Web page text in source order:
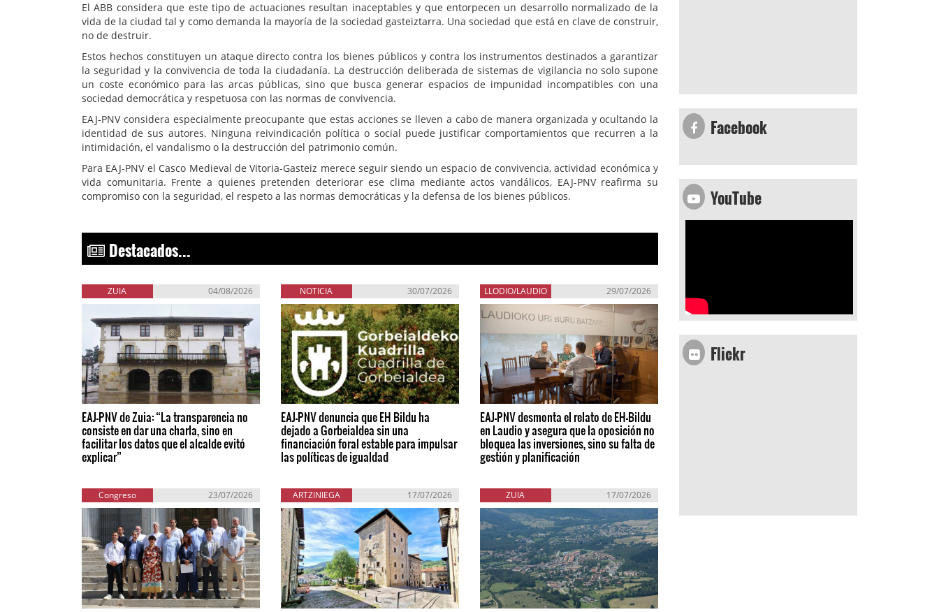
El ABB considera que este tipo de actuaciones resultan inaceptables y que entorpecen un desarrollo normalizado de la
vida de la ciudad tal y como demanda la mayoría de la sociedad gasteiztarra. Una sociedad que está en clave de construir,
no de destruir.
Estos hechos constituyen un ataque directo contra los bienes públicos y contra los instrumentos destinados a garantizar
la seguridad y la convivencia de toda la ciudadanía. La destrucción deliberada de sistemas de vigilancia no solo supone
un coste económico para las arcas públicas, sino que busca generar espacios de impunidad incompatibles con una
sociedad democrática y respetuosa con las normas de convivencia.
EAJ-PNV considera especialmente preocupante que estas acciones se lleven a cabo de manera organizada y ocultando la
identidad de sus autores. Ninguna reivindicación política o social puede justificar comportamientos que recurren a la
intimidación, el vandalismo o la destrucción del patrimonio común.
Para EAJ-PNV el Casco Medieval de Vitoria-Gasteiz merece seguir siendo un espacio de convivencia, actividad económica y
vida comunitaria. Frente a quienes pretenden deteriorar ese clima mediante actos vandálicos, EAJ-PNV reafirma su
compromiso con la seguridad, el respeto a las normas democráticas y la defensa de los bienes públicos.
Destacados...
ZUIA 04/08/2026
EAJ-PNV de Zuia: “La transparencia no
consiste en dar una charla, sino en
facilitar los datos que el alcalde evitó
explicar”
NOTICIA 30/07/2026
EAJ-PNV denuncia que EH Bildu ha
dejado a Gorbeialdea sin una
financiación foral estable para impulsar
las políticas de igualdad
LLODIO/LAUDIO 29/07/2026
EAJ-PNV desmonta el relato de EH-Bildu
en Laudio y asegura que la oposición no
bloquea las inversiones, sino su falta de
gestión y planificación
Congreso 23/07/2026 ARTZINIEGA 17/07/2026 ZUIA 17/07/2026
Facebook
YouTube
Flickr